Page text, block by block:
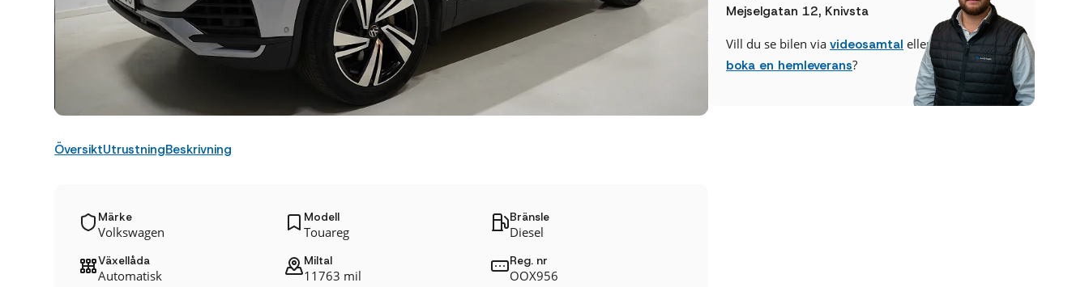
ÖversiktUtrustningBeskrivning
Märke
Volkswagen
Modell
Touareg
Bränsle
Diesel
Växellåda
Automatisk
Miltal
11763 mil
Reg. nr
OOX956
Mejselgatan 12, Knivsta
Vill du se bilen viavideosamtal eller
boka en hemleverans?